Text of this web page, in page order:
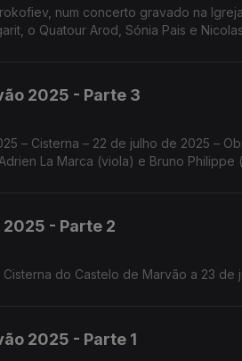
num concerto gravado na
o Quatour Arod, Sónia Pais e
2025 - Parte 3
– Cisterna – 22 de julho de 2025 –
La Marca (viola) e Bruno Philippe
- Parte 2
do Castelo de Marvão a 23 de
2025 - Parte 1